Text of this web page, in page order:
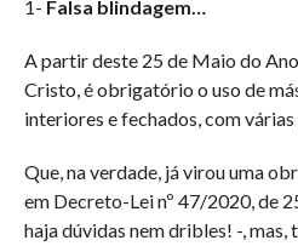
1- Falsa blindagem…
A partir deste 25 de Maio do
Cristo, é obrigatório o uso de
interiores e fechados, com várias
Que, na verdade, já virou uma
em Decreto-Lei nº 47/2020, de
haja dúvidas nem dribles! -, mas,